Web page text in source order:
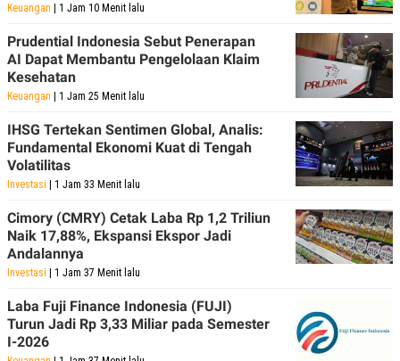
PEDOMAN
SIBER
PRIVACY
POLICY
Keuangan | 1 Jam 10 Menit lalu
Prudential Indonesia Sebut Penerapan
AI Dapat Membantu Pengelolaan Klaim
Kesehatan
Keuangan | 1 Jam 25 Menit lalu
IHSG Tertekan Sentimen Global, Analis:
Fundamental Ekonomi Kuat di Tengah
Volatilitas
Investasi | 1 Jam 33 Menit lalu
Cimory (CMRY) Cetak Laba Rp 1,2 Triliun
Naik 17,88%, Ekspansi Ekspor Jadi
Andalannya
Investasi | 1 Jam 37 Menit lalu
Laba Fuji Finance Indonesia (FUJI)
Turun Jadi Rp 3,33 Miliar pada Semester
I-2026